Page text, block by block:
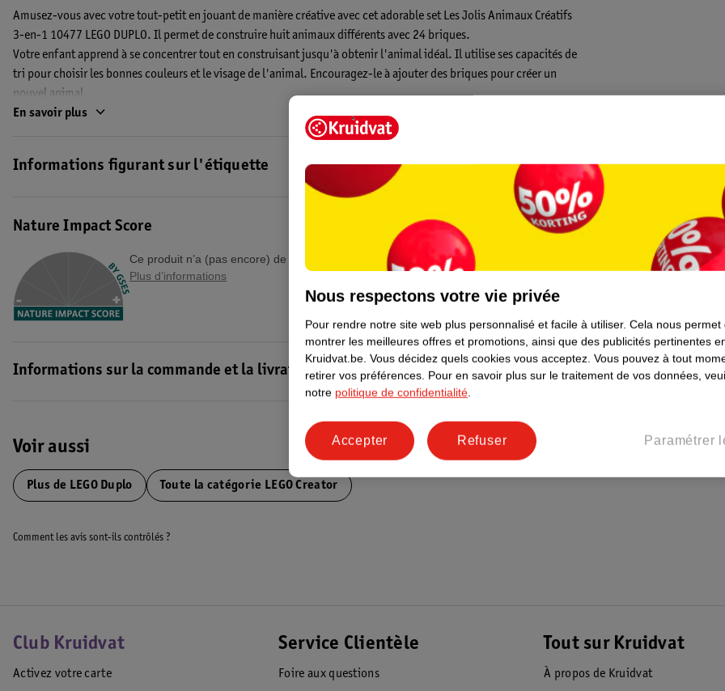
Amusez-vous avec votre tout-petit en jouant de manière créative avec cet adorable set Les Jolis Animaux Créatifs
3-en-1 10477 LEGO DUPLO. Il permet de construire huit animaux différents avec 24 briques.
Votre enfant apprend à se concentrer tout en construisant jusqu'à obtenir l'animal idéal. Il utilise ses capacités de
tri pour choisir les bonnes couleurs et le visage de l'animal. Encouragez-le à ajouter des briques pour créer un
nouvel animal.
Le set Les Jolis Animaux Créatifs 3-en-1 10477 LEGO DUPLO convient aux enfants à partir de 1 an et demi.
En savoir plus
Informations figurant sur l'étiquette
Nature Impact Score
Ce produit n’a (pas encore) de "Nature Impact Score".
Plus d’informations
Informations sur la commande et la livraison
Voir aussi
Plus de LEGO Duplo Toute la catégorie LEGO Creator
Comment les avis sont-ils contrôlés ?
Club Kruidvat
Activez votre carte
Service Clientèle
Foire aux questions
Tout sur Kruidvat
À propos de Kruidvat
Nous respectons votre vie privée
Pour rendre notre site web plus personnalisé et facile à utiliser. Cela nous permet
montrer les meilleures offres et promotions, ainsi que des publicités pertinentes
Kruidvat.be. Vous décidez quels cookies vous acceptez. Vous pouvez à tout
retirer vos préférences. Pour en savoir plus sur le traitement de vos données,
notre politique de confidentialité.
Paramétrer
Refuser
Accepter